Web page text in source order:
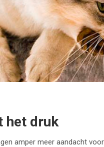
het druk
amper meer aandacht